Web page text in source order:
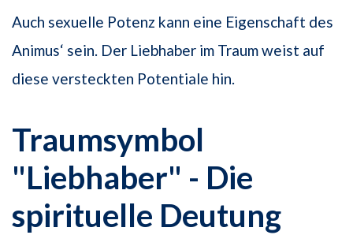
Auch sexuelle Potenz kann eine Eigenschaft des
Animus‘ sein. Der Liebhaber im Traum weist auf
diese versteckten Potentiale hin.
Traumsymbol
"Liebhaber" - Die
spirituelle Deutung